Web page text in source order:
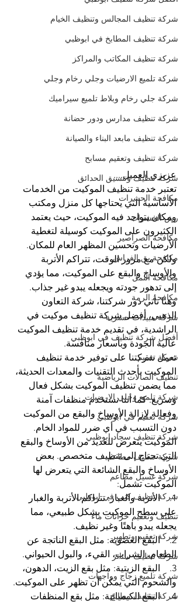
شركة تنظيف المجالس وتنظيف الخيام
شركة تنظيف المطابخ في ابوظبي
شركة تنظيف المكاتب والمراكز
شركة تلميع الارضيات وجلي رخام وجلي
شركة جلي رخام وبلاط تلميع سيراميك
شركة تنظيف مدارس ودور حضانة
شركة تنظيف مابعد البناء والصيانة
شركة تنظيف وتعقيم مسابح
شركة تنظيف وتنسيق الحدائق
مكافحة الحشرات
رش الحشرات
مكافحة الصراصير
مكافحة بق الفراش
مكافحة النمل
مكافحة الرمة
شركة مبيدات حشرية
أفضل شركة تنظيف في ابوظبي
شركة تعقيم
تنظيف الصالات الرياضية
شركة تلميع وجلي الارضيات
شركة تعقيم في ابوظبي
شركة تنظيف سجاد ابوظبي
شركة تنظيف مطاعم
شركة غسيل مطاعم
شركة تنظيف كنب في ابوظبي
تنظيف وتعقيم خزانات ماء
شركة تعقيم وتطهير
شركة تنظيف ستائر
شركة تلميع زجاج وواجهات
شركة تنظيف مطابخ
عزيزي العميل....
تعتبر خدمة تنظيف الموكيت من الخدمات
الأساسية التي يحتاجها كل منزل ومكتب
ومكان يتواجد فيه الموكيت، حيث يعتمد
الكثيرون على الموكيت كوسيلة لتغطية
الأرضيات وتحسين المظهر العام للمكان.
ولكن مع مرور الوقت، تتراكم الأتربة
والأوساخ والبقع على الموكيت، مما يؤدي
إلى تدهور جودته ويجعله يبدو غير جذاب.
وهنا تأتي دور شركتنا، شركة التعاون
الذهبي، أفضل شركة تنظيف موكيت في
الراشدية، في تقديم خدمة تنظيف الموكيت
عالية الجودة وبأسعار منافسة.
تعمل شركتنا على توفير خدمة تنظيف
الموكيت بأحدث التقنيات والمعدات الحديثة،
مما يضمن تنظيف الموكيت بشكل فعال
وسريع. كما أننا نستخدم منظفات آمنة
وفعالة لإزالة الأوساخ والبقع من الموكيت
دون التسبب في أي ضرر للمواد الخام.
الموكيت يتعرض للعديد من الأوساخ والبقع
التي تحتاج إلى تنظيف متخصص. بعض
الأوساخ والبقع الشائعة التي يتعرض لها
الموكيت تشمل:
1.    الأتربة والغبار: تتراكم الأتربة والغبار
على سطح الموكيت بشكل طبيعي، مما
يجعله يبدو باهتًا وغير نظيف.
2.    البقع العضوية: مثل البقع الناتجة عن
الطعام، الشراب، القيء، والبول الحيواني.
3.    البقع الزيتية: مثل بقع الزيت، الدهون،
والشحوم التي يمكن أن تظهر على الموكيت.
4.    البقع الكيميائية: مثل بقع المنظفات